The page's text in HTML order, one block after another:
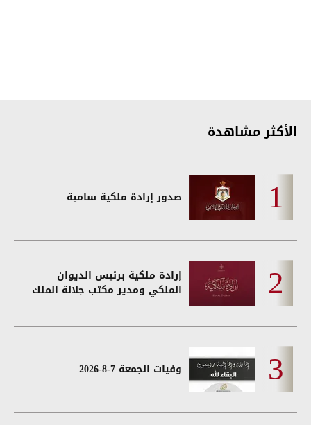
الأكثر مشاهدة
صدور إرادة ملكية سامية
إرادة ملكية برئيس الديوان
الملكي ومدير مكتب جلالة الملك
وفيات الجمعة 7-8-2026